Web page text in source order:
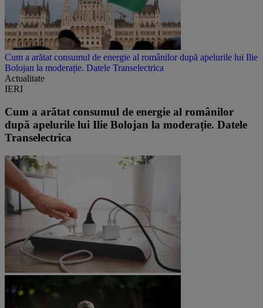
Cum a arătat consumul de energie al românilor după apelurile lui Ilie
Bolojan la moderație. Datele Transelectrica
Actualitate
IERI
Cum a arătat consumul de energie al românilor
după apelurile lui Ilie Bolojan la moderație. Datele
Transelectrica